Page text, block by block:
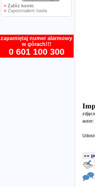
» Załóż konto
» Zapomniałem hasła
zapamiętaj numer alarmowy
w górach!!!
0 601 100 300
autor:
««